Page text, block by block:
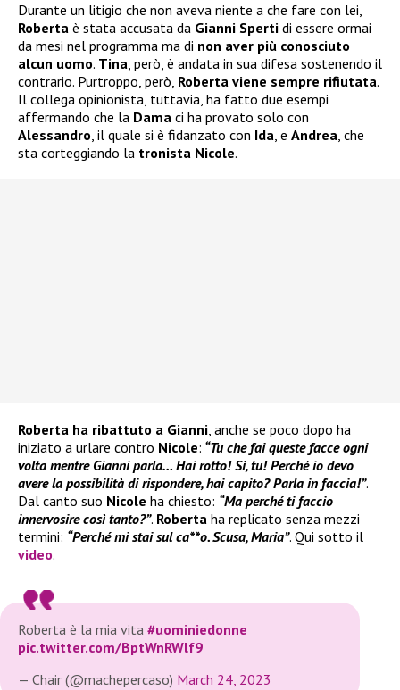
Durante un litigio che non aveva niente a che fare con lei,
Roberta è stata accusata da Gianni Sperti di essere ormai
da mesi nel programma ma di non aver più conosciuto
alcun uomo. Tina, però, è andata in sua difesa sostenendo il
contrario. Purtroppo, però, Roberta viene sempre rifiutata.
Il collega opinionista, tuttavia, ha fatto due esempi
affermando che la Dama ci ha provato solo con
Alessandro, il quale si è fidanzato con Ida, e Andrea, che
sta corteggiando la tronista Nicole.
Roberta ha ribattuto a Gianni, anche se poco dopo ha
iniziato a urlare contro Nicole: “Tu che fai queste facce ogni
volta mentre Gianni parla… Hai rotto! Sì, tu! Perché io devo
avere la possibilità di rispondere, hai capito? Parla in faccia!”.
Dal canto suo Nicole ha chiesto: “Ma perché ti faccio
innervosire così tanto?”. Roberta ha replicato senza mezzi
termini: “Perché mi stai sul ca**o. Scusa, Maria”. Qui sotto il
video.
Roberta è la mia vita #uominiedonne
pic.twitter.com/BptWnRWlf9
— Chair (@machepercaso) March 24, 2023